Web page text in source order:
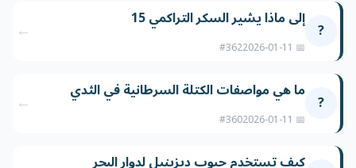
? إلى ماذا يشير السكر التراكمي 15
📅 2026-01-11
#362
←
? ما هي مواصفات الكتلة السرطانية في الثدي
📅 2026-01-11
#360
←
كيف تستخدم حبوب ديزينيل لدوار البحر